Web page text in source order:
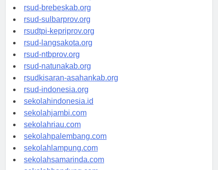
rsudkoja-jakarta.org
rsud-brebeskab.org
rsud-sulbarprov.org
rsudtpi-kepriprov.org
rsud-langsakota.org
rsud-ntbprov.org
rsud-natunakab.org
rsudkisaran-asahankab.org
rsud-indonesia.org
sekolahindonesia.id
sekolahjambi.com
sekolahriau.com
sekolahpalembang.com
sekolahlampung.com
sekolahsamarinda.com